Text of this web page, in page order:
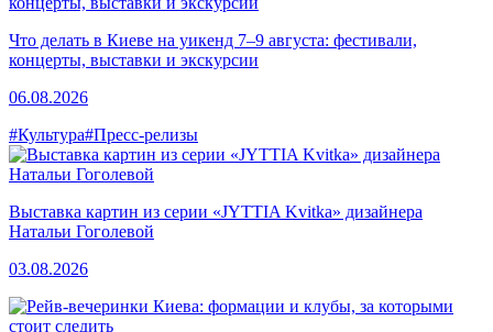
Что делать в Киеве на уикенд 7–9 августа: фестивали,
концерты, выставки и экскурсии
06.08.2026
#Культура#Пресс-релизы
Выставка картин из серии «JYTTIA Kvitka» дизайнера
Натальи Гоголевой
03.08.2026